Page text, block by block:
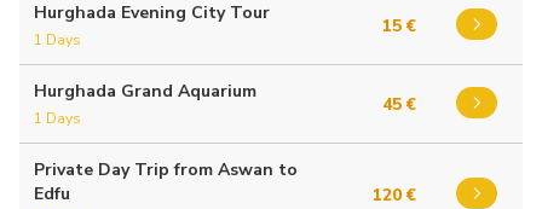
Hurghada Evening City Tour
1 Days
15 €
Hurghada Grand Aquarium
1 Days
45 €
Private Day Trip from Aswan to
Edfu
120 €